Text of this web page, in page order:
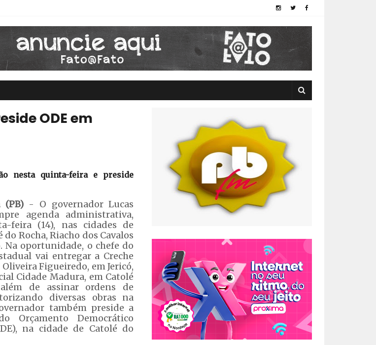
ODE em
nesta quinta-feira e preside
(PB)- O governador Lucas
agenda administrativa,
feira (14), nas cidades de
do Rocha, Riacho dos Cavalos
Na oportunidade, o chefe do
vai entregar a Creche
Figueiredo, em Jericó,
Cidade Madura, em Catolé
de assinar ordens de
diversas obras na
também preside a
Orçamento Democrático
na cidade de Catolé do